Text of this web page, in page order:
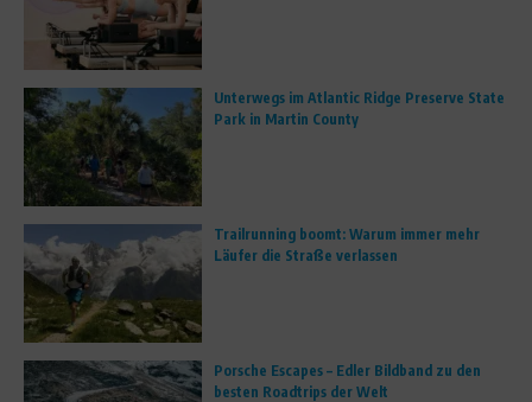
Unterwegs im Atlantic Ridge Preserve State
Park in Martin County
Trailrunning boomt: Warum immer mehr
Läufer die Straße verlassen
Porsche Escapes – Edler Bildband zu den
besten Roadtrips der Welt